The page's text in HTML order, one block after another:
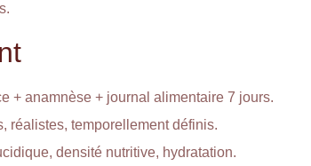
+ anamnèse + journal alimentaire 7 jours.
réalistes, temporellement définis.
densité nutritive, hydratation.